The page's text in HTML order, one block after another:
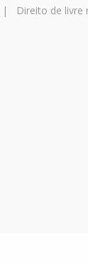
| Direito de livre